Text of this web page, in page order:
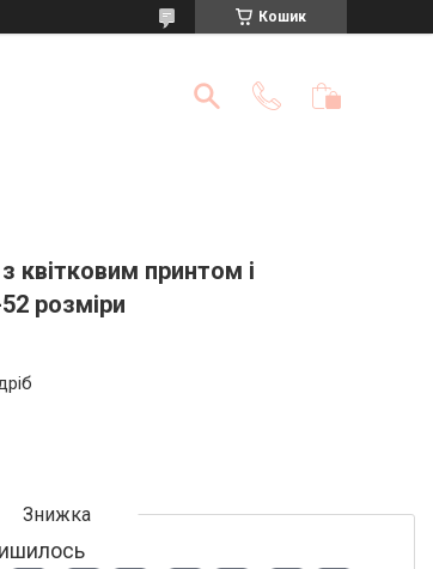
Кошик
квітковим принтом і
розміри